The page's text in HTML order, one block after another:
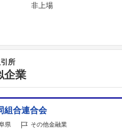
フォローしました
の企業もフォローしませんか？
非上場
所
企業
組合連合会
県 その他金融業